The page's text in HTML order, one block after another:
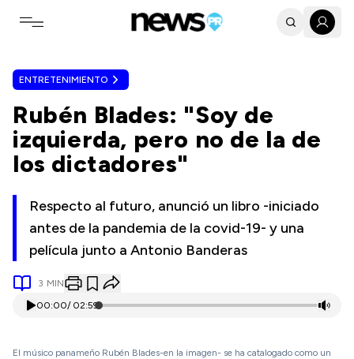
Toggle navigation menu
ENTRETENIMIENTO
Rubén Blades: "Soy de
izquierda, pero no de la de
los dictadores"
Respecto al futuro, anunció un libro -iniciado
antes de la pandemia de la covid-19- y una
película junto a Antonio Banderas
3 MIN
00:00/ 02:59
El músico panameño Rubén Blades-en la imagen- se ha catalogado como un